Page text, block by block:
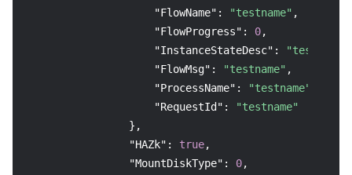
"FlowName" : "testname" ,
"FlowProgress" : 0,
"InstanceStateDesc" : "testname"
"FlowMsg" : "testname" ,
"ProcessName" : "testname"
"RequestId" :
"testname"
} ,
"HAZk" : true,
"MountDiskType" : 0,